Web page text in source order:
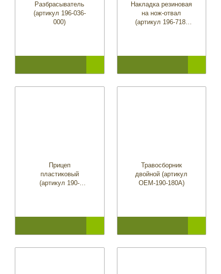
Разбрасыватель
(артикул 196-036-
000)
Накладка резиновая
на нож-отвал
(артикул 196-718-
Прицеп
пластиковый
(артикул 190-
Травосборник
двойной (артикул
OEM-190-180A)